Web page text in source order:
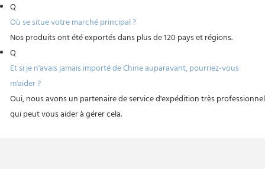
Q
Où se situe votre marché principal ?
Nos produits ont été exportés dans plus de 120 pays et régions.
Q
Et si je n'avais jamais importé de Chine auparavant, pourriez-vous
m'aider ?
Oui, nous avons un partenaire de service d'expédition très professionnel
qui peut vous aider à gérer cela.